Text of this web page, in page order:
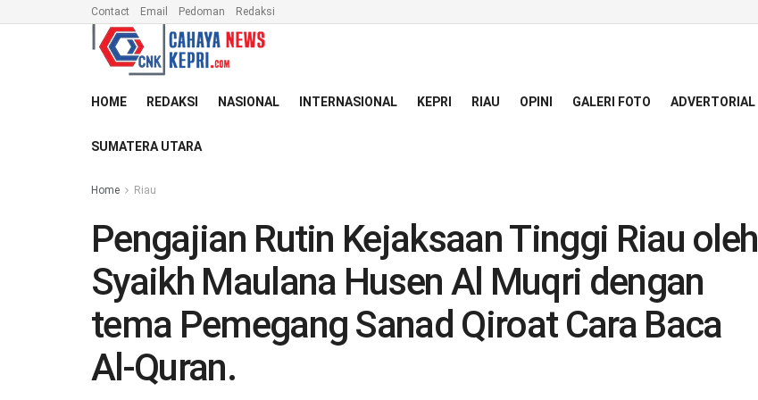
Contact Email Pedoman Redaksi
HOME REDAKSI NASIONAL INTERNASIONAL KEPRI RIAU OPINI GALERI FOTO ADVERTORIAL
SUMATERA UTARA
Home Riau
Pengajian Rutin Kejaksaan Tinggi Riau oleh
Syaikh Maulana Husen Al Muqri dengan
tema Pemegang Sanad Qiroat Cara Baca
Al-Quran.